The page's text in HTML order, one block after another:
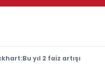
yıl 2 faiz artışı